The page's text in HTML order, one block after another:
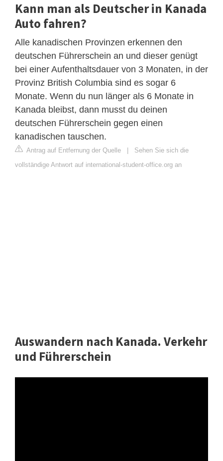
Kann man als Deutscher in Kanada
Auto fahren?
Alle kanadischen Provinzen erkennen den
deutschen Führerschein an und dieser genügt
bei einer Aufenthaltsdauer von 3 Monaten, in der
Provinz British Columbia sind es sogar 6
Monate. Wenn du nun länger als 6 Monate in
Kanada bleibst, dann musst du deinen
deutschen Führerschein gegen einen
kanadischen tauschen.
Antrag auf Entfernung der Quelle
Sehen Sie sich die
vollständige Antwort auf international-student-office.org an
Auswandern nach Kanada. Verkehr
und Führerschein